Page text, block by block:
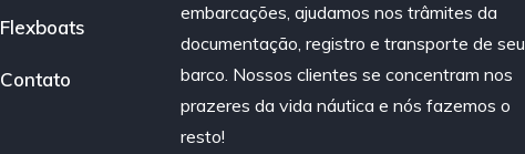
Flexboats
Contato
embarcações, ajudamos nos trâmites da
documentação, registro e transporte de seu
barco. Nossos clientes se concentram nos
prazeres da vida náutica e nós fazemos o
resto!